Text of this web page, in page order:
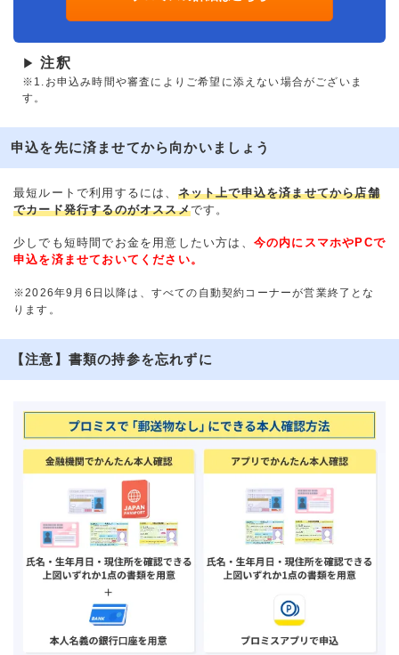
▶ 注釈
※1.お申込み時間や審査によりご希望に添えない場合がございま
す。
申込を先に済ませてから向かいましょう
最短ルートで利用するには、 ネット上で申込を済ませてから店舗
でカード発行するのがオススメです。
少しでも短時間でお金を用意したい方は、 今の内にスマホやPCで
申込を済ませておいてください。
※2026年9月6日以降は、すべての自動契約コーナーが営業終了とな
ります。
【注意】書類の持参を忘れずに